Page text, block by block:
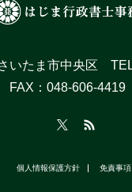
FAX：048‐606-4419
RSS